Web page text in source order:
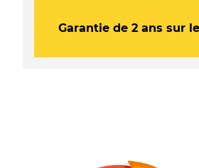
Garantie de 2 ans sur